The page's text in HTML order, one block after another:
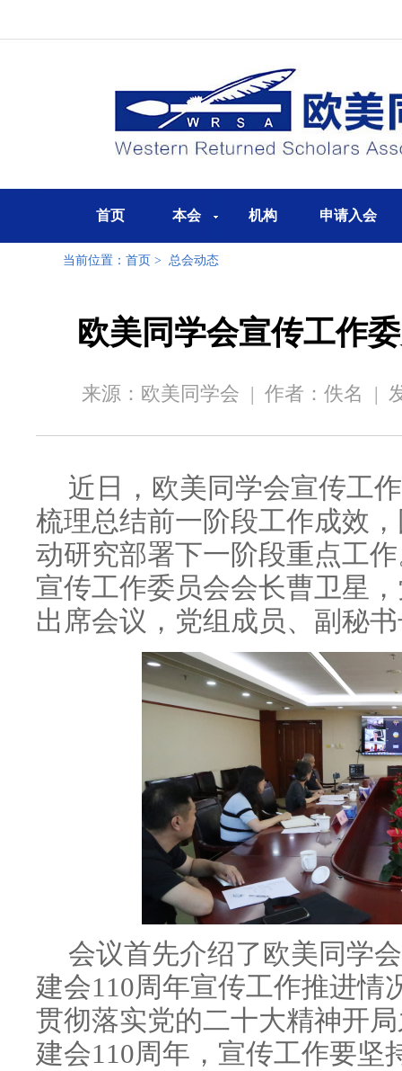
首页 本会 机构 申请入会
当前位置： 首页 > 总会动态
欧美同学会宣传工作
来源：欧美同学会 | 作者：佚名 |
近日，欧美同学会宣传工
梳理总结前一阶段工作成效
动研究部署下一阶段重点工
宣传工作委员会会长曹卫星
出席会议，党组成员、副秘
会议首先介绍了欧美同学
建会110周年宣传工作推进情
贯彻落实党的二十大精神开
建会110周年，宣传工作要坚